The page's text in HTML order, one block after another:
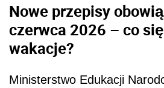
Nowe przepisy
czerwca 2026 – co
wakacje?
Ministerstwo Edukacji